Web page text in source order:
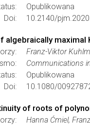
Opublikowana
Doi:
10.2140/
algebraically maximal
Franz-Viktor
Communications
Opublikowana
Doi:
10.1080/
of roots of
Hanna Ćmiel,